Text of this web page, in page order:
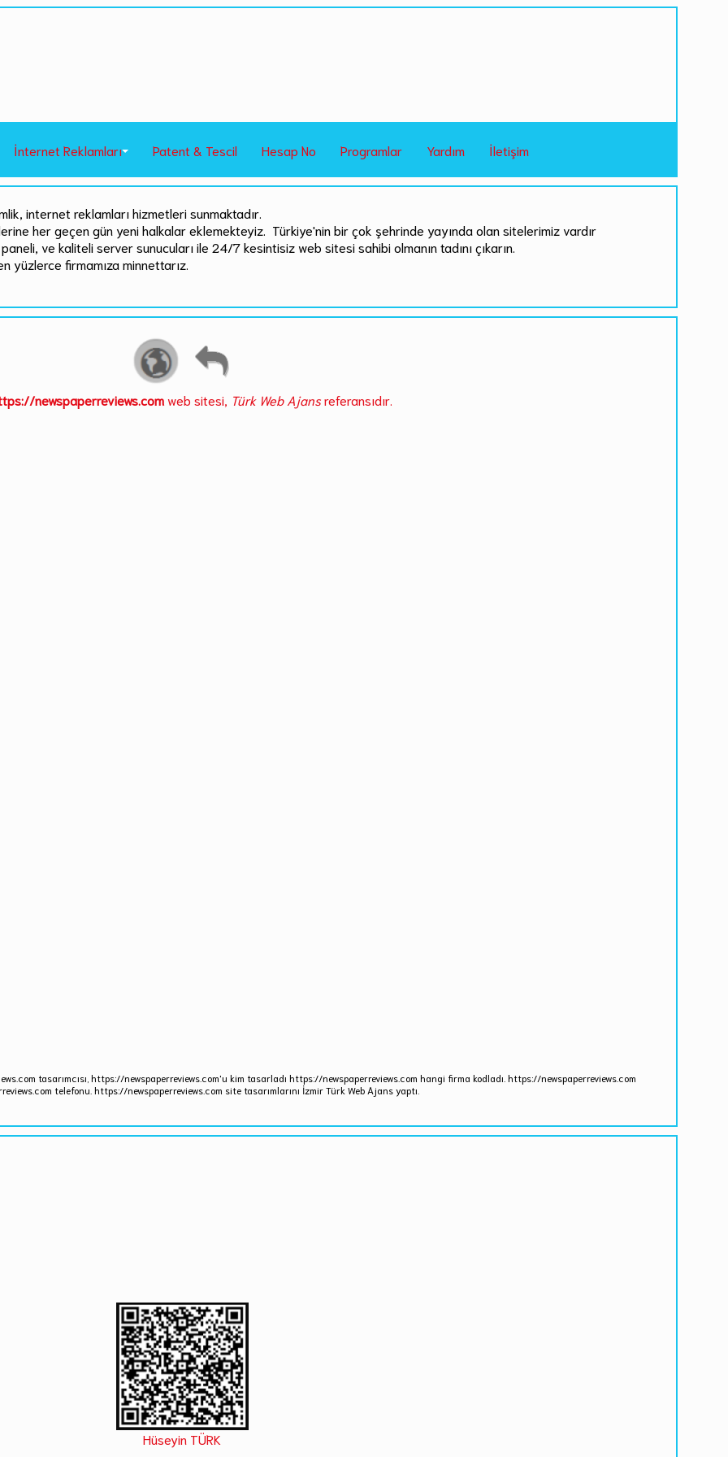
İnternet Reklamları Patent & Tescil Hesap No Programlar Yardım İletişim
internet reklamları hizmetleri sunmaktadır.
her geçen gün yeni halkalar eklemekteyiz. Türkiye'nin bir çok şehrinde yayında olan sitelerimiz vardır
ve kaliteli server sunucuları ile 24/7 kesintisiz web sitesi sahibi olmanın tadını çıkarın.
yüzlerce firmamıza minnettarız.
newspaperreviews.comweb sitesi, Türk Web Ajansreferansıdır.
tasarımcısı, https://newspaperreviews.com'u kim tasarladı https://newspaperreviews.com hangi firma kodladı. https://newspaperreviews.com
telefonu. https://newspaperreviews.com site tasarımlarını İzmir Türk Web Ajans yaptı.
Hüseyin TÜRK